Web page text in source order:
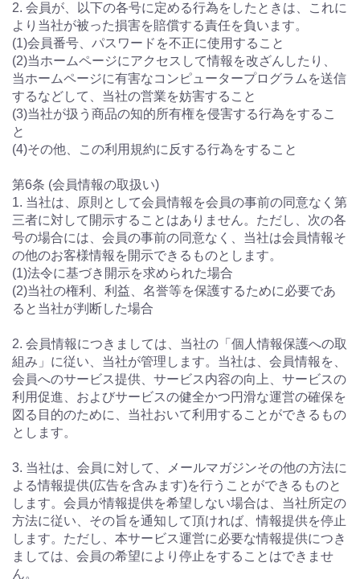
2. 会員が、以下の各号に定める行為をしたときは、これに
より当社が被った損害を賠償する責任を負います。
(1)会員番号、パスワードを不正に使用すること
(2)当ホームページにアクセスして情報を改ざんしたり、
当ホームページに有害なコンピュータープログラムを送信
するなどして、当社の営業を妨害すること
(3)当社が扱う商品の知的所有権を侵害する行為をするこ
と
(4)その他、この利用規約に反する行為をすること
第6条 (会員情報の取扱い)
1. 当社は、原則として会員情報を会員の事前の同意なく第
三者に対して開示することはありません。ただし、次の各
号の場合には、会員の事前の同意なく、当社は会員情報そ
の他のお客様情報を開示できるものとします。
(1)法令に基づき開示を求められた場合
(2)当社の権利、利益、名誉等を保護するために必要であ
ると当社が判断した場合
2. 会員情報につきましては、当社の「個人情報保護への取
組み」に従い、当社が管理します。当社は、会員情報を、
会員へのサービス提供、サービス内容の向上、サービスの
利用促進、およびサービスの健全かつ円滑な運営の確保を
図る目的のために、当社おいて利用することができるもの
とします。
3. 当社は、会員に対して、メールマガジンその他の方法に
よる情報提供(広告を含みます)を行うことができるものと
します。会員が情報提供を希望しない場合は、当社所定の
方法に従い、その旨を通知して頂ければ、情報提供を停止
します。ただし、本サービス運営に必要な情報提供につき
ましては、会員の希望により停止をすることはできませ
ん。